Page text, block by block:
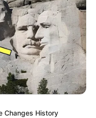
Changes History